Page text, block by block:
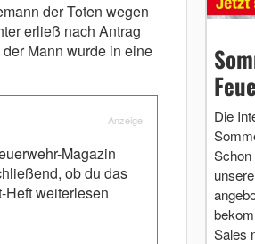
der Toten wegen
erließ nach Antrag
Mann wurde in eine
Anzeige
Magazin
ob du das
Heft weiterlesen
Die
Sales